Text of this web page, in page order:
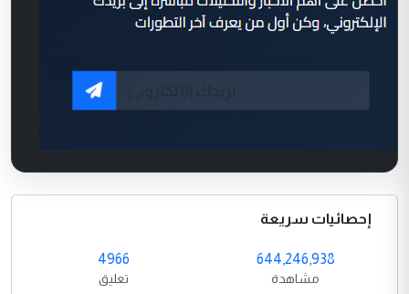
إحصائيات سريعة
644,246,938
مشاهدة
4966
تعليق